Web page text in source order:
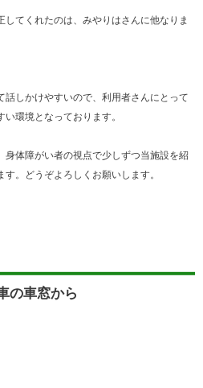
てくれたのは、みやりはさんに他なりま
しかけやすいので、利用者さんにとって
環境となっております。
身体障がい者の視点で少しずつ当施設を紹
。どうぞよろしくお願いします。
の車窓から